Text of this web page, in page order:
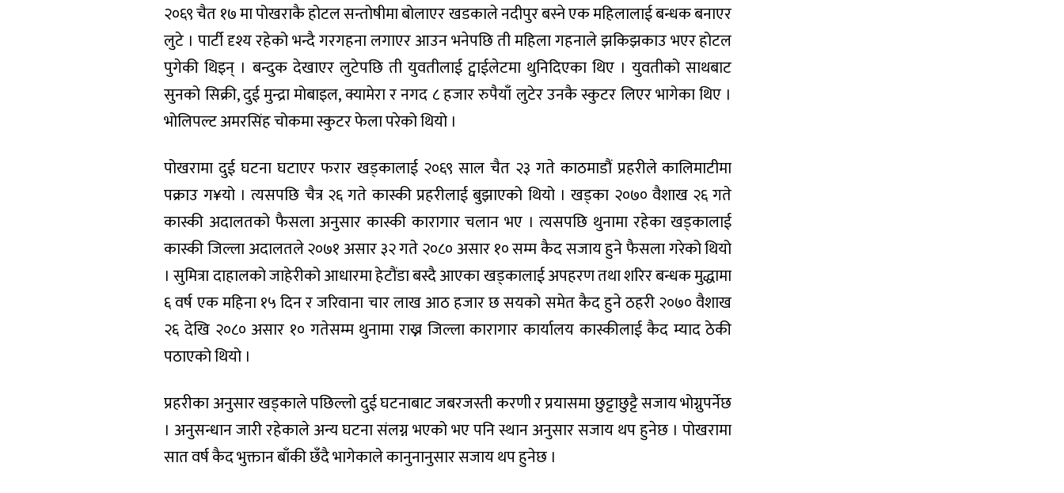
२०६९ चैत १७ मा पोखराकै होटल सन्तोषीमा बोलाएर खडकाले नदीपुर बस्ने एक महिलालाई बन्धक बनाएर
लुटे । पार्टी दृश्य रहेको भन्दै गरगहना लगाएर आउन भनेपछि ती महिला गहनाले झकिझकाउ भएर होटल
पुगेकी थिइन् । बन्दुक देखाएर लुटेपछि ती युवतीलाई ट्वाईलेटमा थुनिदिएका थिए । युवतीको साथबाट
सुनको सिक्री, दुई मुन्द्रा मोबाइल, क्यामेरा र नगद ८ हजार रुपैयाँ लुटेर उनकै स्कुटर लिएर भागेका थिए ।
भोलिपल्ट अमरसिंह चोकमा स्कुटर फेला परेको थियो ।
पोखरामा दुई घटना घटाएर फरार खड्कालाई २०६९ साल चैत २३ गते काठमाडौं प्रहरीले कालिमाटीमा
पक्राउ ग¥यो । त्यसपछि चैत्र २६ गते कास्की प्रहरीलाई बुझाएको थियो । खड्का २०७० वैशाख २६ गते
कास्की अदालतको फैसला अनुसार कास्की कारागार चलान भए । त्यसपछि थुनामा रहेका खड्कालाई
कास्की जिल्ला अदालतले २०७१ असार ३२ गते २०८० असार १० सम्म कैद सजाय हुने फैसला गरेको थियो
। सुमित्रा दाहालको जाहेरीको आधारमा हेटौंडा बस्दै आएका खड्कालाई अपहरण तथा शरिर बन्धक मुद्धामा
६ वर्ष एक महिना १५ दिन र जरिवाना चार लाख आठ हजार छ सयको समेत कैद हुने ठहरी २०७० वैशाख
२६ देखि २०८० असार १० गतेसम्म थुनामा राख्न जिल्ला कारागार कार्यालय कास्कीलाई कैद म्याद ठेकी
पठाएको थियो ।
प्रहरीका अनुसार खड्काले पछिल्लो दुई घटनाबाट जबरजस्ती करणी र प्रयासमा छुट्टाछुट्टै सजाय भोग्नुपर्नेछ
। अनुसन्धान जारी रहेकाले अन्य घटना संलग्न भएको भए पनि स्थान अनुसार सजाय थप हुनेछ । पोखरामा
सात वर्ष कैद भुक्तान बाँकी छँदै भागेकाले कानुनानुसार सजाय थप हुनेछ ।